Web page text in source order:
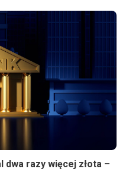
dwa razy więcej złota –